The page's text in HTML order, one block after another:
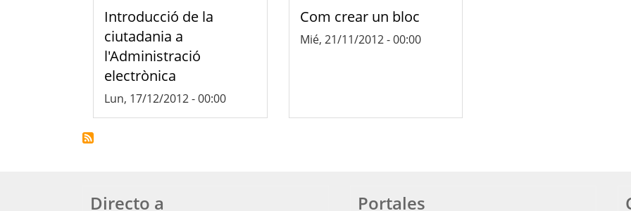
Introducció de la
ciutadania a
l'Administració
electrònica
Lun, 17/12/2012 - 00:00
Com crear un bloc
Mié, 21/11/2012 - 00:00
Directo a Portales